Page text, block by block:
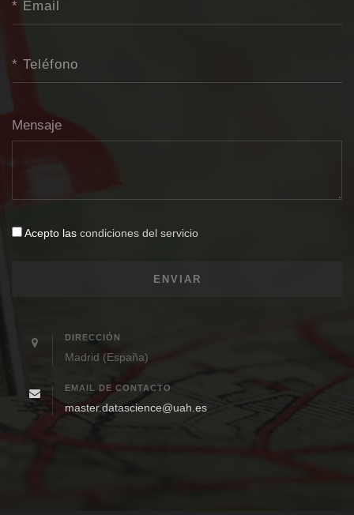
Mensaje
Acepto las condiciones del servicio
DIRECCIÓN
Madrid (España)
EMAIL DE CONTACTO
master.datascience@uah.es